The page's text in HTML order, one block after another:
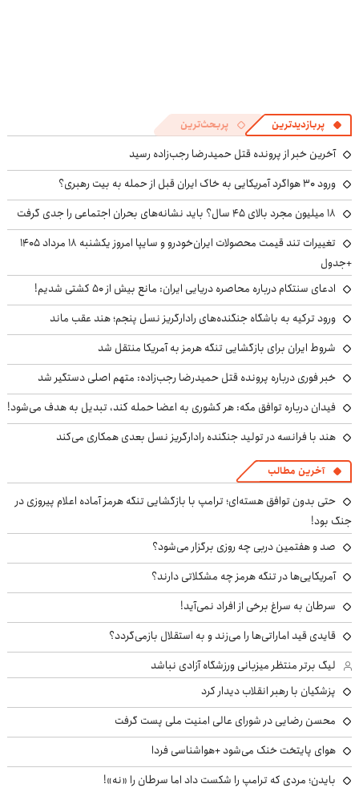
پربازدیدترین پربحث‌ترین
آخرین خبر از پرونده قتل حمیدرضا رجب‌زاده رسید
ورود ۳۰ هواگرد آمریکایی به خاک ایران قبل از حمله به بیت رهبری؟
۱۸ میلیون مجرد بالای ۴۵ سال؟ باید نشانه‌های بحران اجتماعی را جدی گرفت
تغییرات تند قیمت محصولات ایران‌خودرو و سایپا امروز یکشنبه ۱۸ مرداد ۱۴۰۵
+جدول
ادعای سنتکام درباره محاصره دریایی ایران: مانع بیش از ۵۰ کشتی شدیم!
ورود ترکیه به باشگاه جنگنده‌های رادارگریز نسل پنجم؛ هند عقب ماند
شروط ایران برای بازگشایی تنگه هرمز به آمریکا منتقل شد
خبر فوری درباره پرونده قتل حمیدرضا رجب‌زاده: متهم اصلی دستگیر شد
فیدان درباره توافق مکه: هر کشوری به اعضا حمله کند، تبدیل به هدف می‌شود!
هند با فرانسه در تولید جنگنده رادارگریز نسل بعدی همکاری می‌کند
آخرین مطالب
حتی بدون توافق هسته‌ای؛ ترامپ با بازگشایی تنگه هرمز آماده اعلام پیروزی در
جنگ بود!
صد و هفتمین دربی چه روزی برگزار می‌شود؟
آمریکایی‌ها در تنگه هرمز چه مشکلاتی دارند؟
سرطان به سراغ برخی از افراد نمی‌آید!
قایدی قید اماراتی‌ها را می‌زند و به استقلال بازمی‌گردد؟
لیگ برتر منتظر میزبانی ورزشگاه آزادی نباشد
پزشکیان با رهبر انقلاب دیدار کرد
محسن رضایی در شورای عالی امنیت ملی پست گرفت
هوای پایتخت خنک می‌شود +هواشناسی فردا
بایدن؛ مردی که ترامپ را شکست داد اما سرطان را «نه»!